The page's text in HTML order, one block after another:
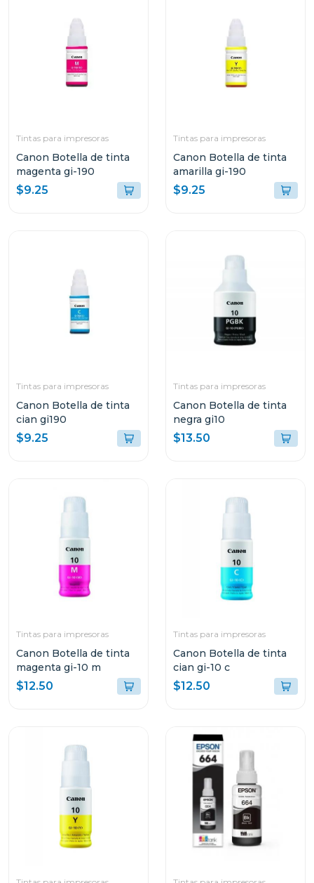
Tintas para impresoras
Canon Botella de tinta
magenta gi-190
$9.25
Tintas para impresoras
Canon Botella de tinta
amarilla gi-190
$9.25
Tintas para impresoras
Canon Botella de tinta
cian gi190
$9.25
Tintas para impresoras
Canon Botella de tinta
negra gi10
$13.50
Tintas para impresoras
Canon Botella de tinta
magenta gi-10 m
$12.50
Tintas para impresoras
Canon Botella de tinta
cian gi-10 c
$12.50